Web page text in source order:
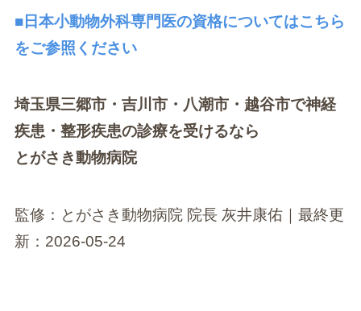
■日本小動物外科専門医の資格についてはこちら
をご参照ください
埼玉県三郷市・吉川市・八潮市・越谷市で神経
疾患・整形疾患の診療を受けるなら
とがさき動物病院
監修：とがさき動物病院 院長 灰井康佑｜最終更
新：2026-05-24